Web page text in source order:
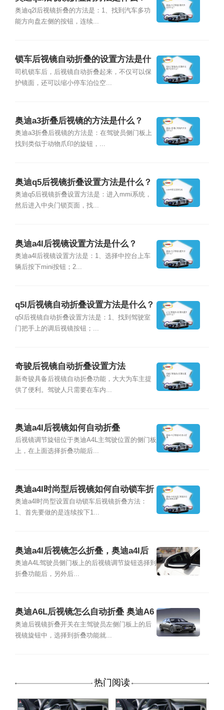
奥迪q2l后视镜折叠的方法是：1、找到汽车多功
能方向盘左侧的按钮，连续...
锁车后视镜自动折叠的设置方法是什
么？
司机锁车后，后视镜自动折叠起来，不仅可以保
护镜面，还可以缩小停车泊位空...
奥迪a3折叠后视镜的方法是什么？
奥迪a3折叠后视镜的方法是：在驾驶员侧门板上
找到类似于动物爪印的旋钮，...
奥迪q5后视镜折叠设置方法是什么？
奥迪q5后视镜折叠设置方法是：进入mmi系统，
然后进入中央门锁页面，找...
奥迪a4l后视镜设置方法是什么？
奥迪a4l后视镜设置方法是：1、选择中控台上车
辆后按下mini按钮；2...
q5l后视镜自动折叠设置方法是什么？
q5l后视镜自动折叠设置方法是：1、找到驾驶室
门把手上的调后视镜按钮；...
奇骏后视镜自动折叠设置方法
新奇骏具备后视镜自动折叠功能，大大为车主提
供了便利。驾驶人只需要在车内...
奥迪a4l后视镜如何自动折叠
后视镜调节旋钮位于奥迪A4L主驾驶位置的侧门板
上，在上面选择折叠功能后...
奥迪a4l时尚型后视镜如何自动锁车折
叠?
奥迪a4l时尚型设置自动锁车后视镜折叠方法：
1、首先要做的是连续按下1...
奥迪a4l后视镜怎么折叠，奥迪a4l后
视镜自动折叠教程
奥迪A4L驾驶员侧门板上的后视镜调节旋钮选择到
折叠功能后，另外后...
奥迪A6L后视镜怎么自动折叠 奥迪A6
L后视镜自动折叠设置方法
奥迪后视镜折叠开关在主驾驶员左侧门板上的后
视镜旋钮中，选择到折叠功能就...
热门阅读